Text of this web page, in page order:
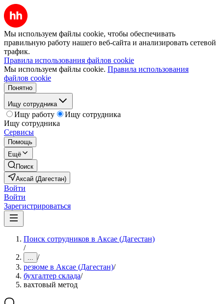
Мы используем файлы cookie, чтобы обеспечивать
правильную работу нашего веб-сайта и анализировать сетевой
трафик.
Правила использования файлов cookie
Мы используем файлы cookie. Правила использования
файлов cookie
Понятно
Ищу сотрудника
Ищу работу
Ищу сотрудника
Ищу сотрудника
Сервисы
Помощь
Ещё
Поиск
Аксай (Дагестан)
Войти
Войти
Зарегистрироваться
Поиск сотрудников в Аксае (Дагестан)
/
... /
резюме в Аксае (Дагестан)/
бухгалтер склада/
вахтовый метод